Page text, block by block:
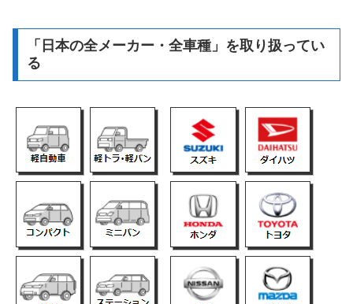
「日本の全メーカー・全車種」を取り扱ってい
る